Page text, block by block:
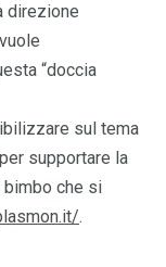
direzione
vuole
“doccia
sul tema
supportare la
bimbo che si
.